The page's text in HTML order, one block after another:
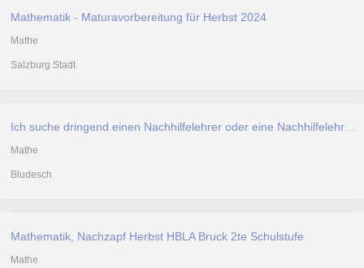
Mathematik - Maturavorbereitung für Herbst 2024
Mathe
Salzburg Stadt
Mathe
Bludesch
Mathematik, Nachzapf Herbst HBLA Bruck 2te Schulstufe
Mathe